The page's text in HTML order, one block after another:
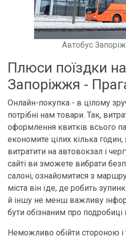
Автобус
Плюси поїздки на
Запоріжжя -
Онлайн-покупка - в цілому
потрібні нам товари. Так,
оформлення квитків всього
економите цілих кілька годин,
витратити на автовокзал і
сайті ви зможете вибрати
салоні, ознайомитися з
міста він їде, де робить
й іншу не менш важливу
бути обізнаним про подробиці
Неможливо обійти стороною і